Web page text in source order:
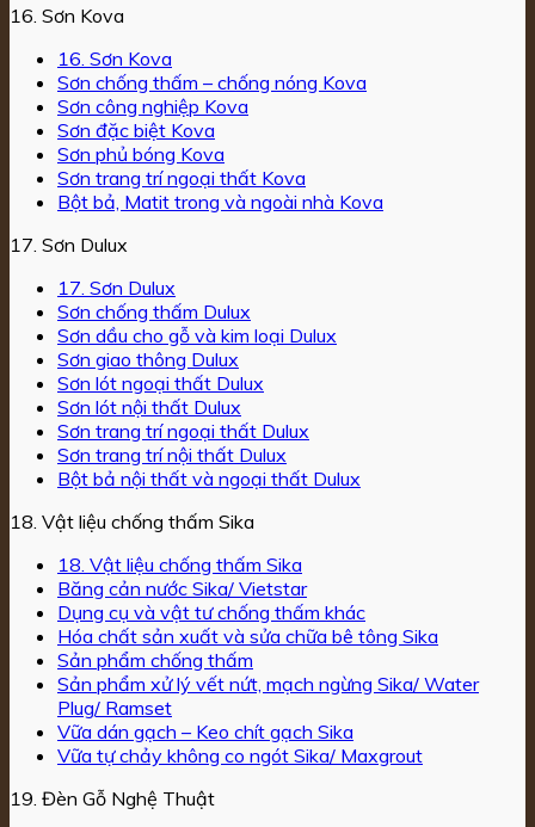
16. Sơn Kova
16. Sơn Kova
Sơn chống thấm – chống nóng Kova
Sơn công nghiệp Kova
Sơn đặc biệt Kova
Sơn phủ bóng Kova
Sơn trang trí ngoại thất Kova
Bột bả, Matit trong và ngoài nhà Kova
17. Sơn Dulux
17. Sơn Dulux
Sơn chống thấm Dulux
Sơn dầu cho gỗ và kim loại Dulux
Sơn giao thông Dulux
Sơn lót ngoại thất Dulux
Sơn lót nội thất Dulux
Sơn trang trí ngoại thất Dulux
Sơn trang trí nội thất Dulux
Bột bả nội thất và ngoại thất Dulux
18. Vật liệu chống thấm Sika
18. Vật liệu chống thấm Sika
Băng cản nước Sika/ Vietstar
Dụng cụ và vật tư chống thấm khác
Hóa chất sản xuất và sửa chữa bê tông Sika
Sản phẩm chống thấm
Sản phẩm xử lý vết nứt, mạch ngừng Sika/ Water
Plug/ Ramset
Vữa dán gạch – Keo chít gạch Sika
Vữa tự chảy không co ngót Sika/ Maxgrout
19. Đèn Gỗ Nghệ Thuật